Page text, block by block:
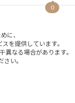
0
に、
を提供しています。
異なる場合があります。
い。